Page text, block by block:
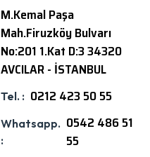
M.Kemal Paşa
Mah.Firuzköy Bulvarı
No:201 1.Kat D:3 34320
AVCILAR - İSTANBUL
Tel. : 0212 423 50 55
Whatsapp.
:
0542 486 51
55